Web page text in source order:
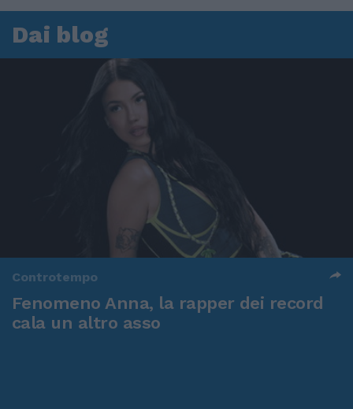
Dai blog
Controtempo
Fenomeno Anna, la rapper dei record
cala un altro asso